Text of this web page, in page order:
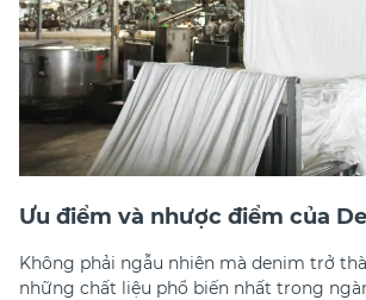
Ưu điểm và nhược điểm của
Không phải ngẫu nhiên mà denim trở
những chất liệu phổ biến nhất trong